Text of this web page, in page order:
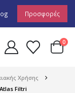
Προσφορές
0
Χρήσης
Filtri